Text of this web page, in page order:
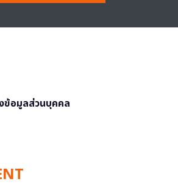
ข้อมูลส่วนบุคคล